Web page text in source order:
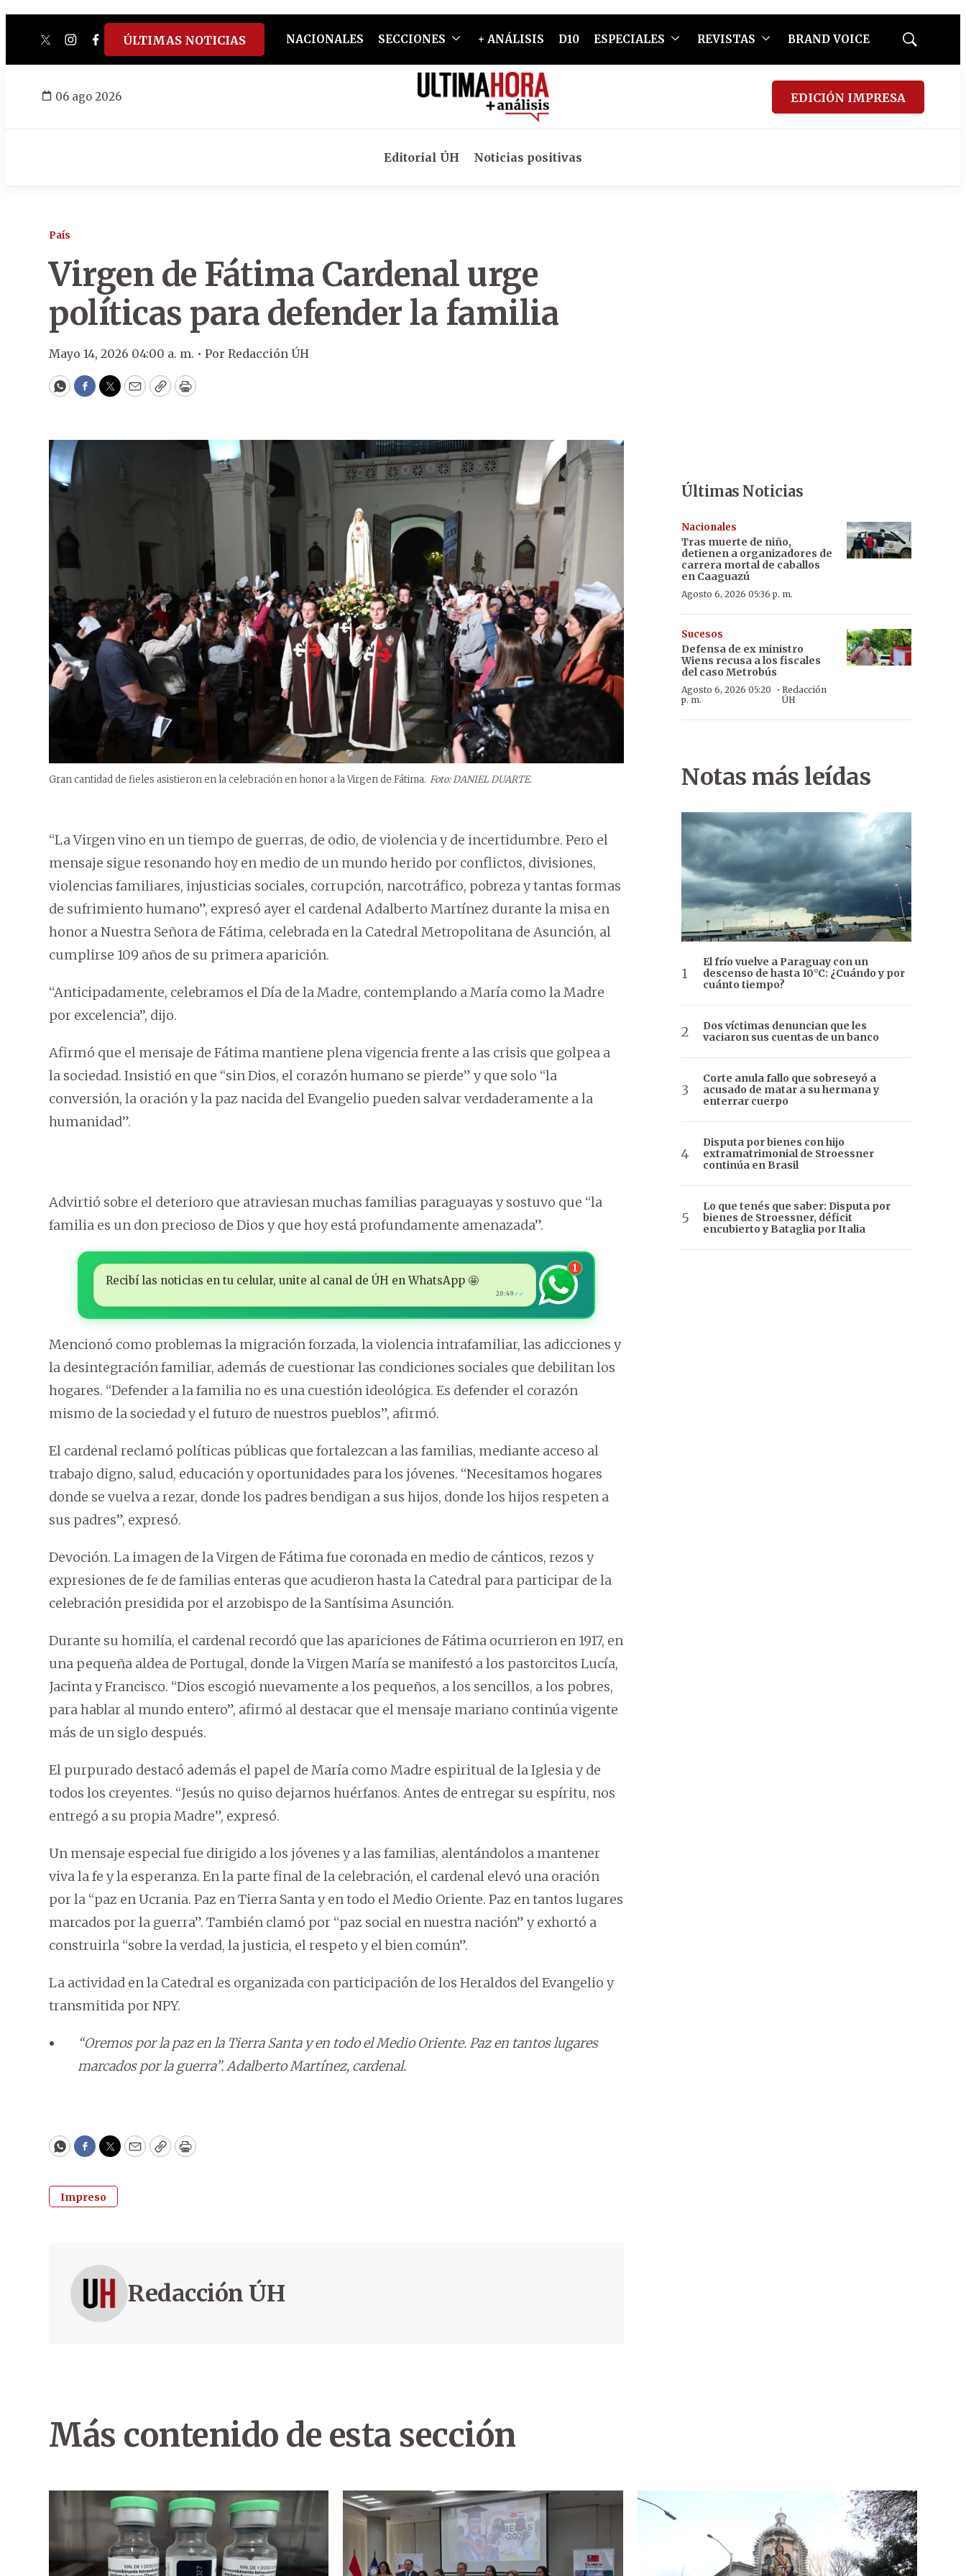
twitterinstagram
facebook
tiktokyoutube
spotify
ÚLTIMAS NOTICIAS NACIONALES SECCIONES + ANÁLISIS D10 ESPECIALES REVISTAS BRAND VOICE
Mostrar
06 ago 2026 EDICIÓN IMPRESA
Editorial ÚH Noticias positivas
País
Virgen de Fátima Cardenal urge
políticas para defender la familia
Mayo 14, 2026 04:00 a. m. • Por Redacción ÚH
WhatsApp
Facebook
Twitter
EmailCopyPrint
Gran cantidad de fieles asistieron en la celebración en honor a la Virgen de Fátima. Foto: DANIEL DUARTE.
“La Virgen vino en un tiempo de guerras, de odio, de violencia y de incertidumbre. Pero el
mensaje sigue resonando hoy en medio de un mundo herido por conflictos, divisiones,
violencias familiares, injusticias sociales, corrupción, narcotráfico, pobreza y tantas formas
de sufrimiento humano”, expresó ayer el cardenal Adalberto Martínez durante la misa en
honor a Nuestra Señora de Fátima, celebrada en la Catedral Metropolitana de Asunción, al
cumplirse 109 años de su primera aparición.
‘‘Anticipadamente, celebramos el Día de la Madre, contemplando a María como la Madre
por excelencia’’, dijo.
Afirmó que el mensaje de Fátima mantiene plena vigencia frente a las crisis que golpea a
la sociedad. Insistió en que “sin Dios, el corazón humano se pierde” y que solo “la
conversión, la oración y la paz nacida del Evangelio pueden salvar verdaderamente a la
humanidad”.
Advirtió sobre el deterioro que atraviesan muchas familias paraguayas y sostuvo que “la
familia es un don precioso de Dios y que hoy está profundamente amenazada”.
Recibí las noticias en tu celular, unite al canal de ÚH en WhatsApp 🤩
20:49 ✓✓
1
Mencionó como problemas la migración forzada, la violencia intrafamiliar, las adicciones y
la desintegración familiar, además de cuestionar las condiciones sociales que debilitan los
hogares. “Defender a la familia no es una cuestión ideológica. Es defender el corazón
mismo de la sociedad y el futuro de nuestros pueblos”, afirmó.
El cardenal reclamó políticas públicas que fortalezcan a las familias, mediante acceso al
trabajo digno, salud, educación y oportunidades para los jóvenes. “Necesitamos hogares
donde se vuelva a rezar, donde los padres bendigan a sus hijos, donde los hijos respeten a
sus padres”, expresó.
Devoción. La imagen de la Virgen de Fátima fue coronada en medio de cánticos, rezos y
expresiones de fe de familias enteras que acudieron hasta la Catedral para participar de la
celebración presidida por el arzobispo de la Santísima Asunción.
Durante su homilía, el cardenal recordó que las apariciones de Fátima ocurrieron en 1917, en
una pequeña aldea de Portugal, donde la Virgen María se manifestó a los pastorcitos Lucía,
Jacinta y Francisco. “Dios escogió nuevamente a los pequeños, a los sencillos, a los pobres,
para hablar al mundo entero”, afirmó al destacar que el mensaje mariano continúa vigente
más de un siglo después.
El purpurado destacó además el papel de María como Madre espiritual de la Iglesia y de
todos los creyentes. “Jesús no quiso dejarnos huérfanos. Antes de entregar su espíritu, nos
entregó a su propia Madre”, expresó.
Un mensaje especial fue dirigido a los jóvenes y a las familias, alentándolos a mantener
viva la fe y la esperanza. En la parte final de la celebración, el cardenal elevó una oración
por la “paz en Ucrania. Paz en Tierra Santa y en todo el Medio Oriente. Paz en tantos lugares
marcados por la guerra”. También clamó por “paz social en nuestra nación” y exhortó a
construirla “sobre la verdad, la justicia, el respeto y el bien común”.
La actividad en la Catedral es organizada con participación de los Heraldos del Evangelio y
transmitida por NPY.
“Oremos por la paz en la Tierra Santa y en todo el Medio Oriente. Paz en tantos lugares
marcados por la guerra”. Adalberto Martínez, cardenal.
WhatsApp
Facebook
Twitter
EmailCopyPrint
Impreso
Redacción ÚH
Últimas Noticias
Nacionales
Tras muerte de niño,
detienen a organizadores de
carrera mortal de caballos
en Caaguazú
Agosto 6, 2026 05:36 p. m.
Sucesos
Defensa de ex ministro
Wiens recusa a los fiscales
del caso Metrobús
Agosto 6, 2026 05:20
p. m.
· Redacción
ÚH
Notas más leídas
El frío vuelve a Paraguay con un
descenso de hasta 10°C: ¿Cuándo y por
cuánto tiempo?
Dos víctimas denuncian que les
vaciaron sus cuentas de un banco
Corte anula fallo que sobreseyó a
acusado de matar a su hermana y
enterrar cuerpo
Disputa por bienes con hijo
extramatrimonial de Stroessner
continúa en Brasil
Lo que tenés que saber: Disputa por
bienes de Stroessner, déficit
encubierto y Bataglia por Italia
Más contenido de esta sección